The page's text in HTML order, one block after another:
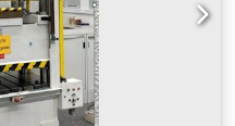
snaga: 18,00 kW,
dubina: 1700 mm,
preše (približno): 5500
Razina buke tijekom